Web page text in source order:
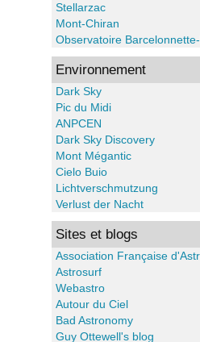
Stellarzac
Mont-Chiran
Observatoire
Environnement
Dark Sky
Pic du Midi
ANPCEN
Dark Sky Discovery
Mont Mégantic
Cielo Buio
Lichtverschmutzung
Verlust der Nacht
Sites et blogs
Association Française
Astrosurf
Webastro
Autour du Ciel
Bad Astronomy
Guy Ottewell's blog